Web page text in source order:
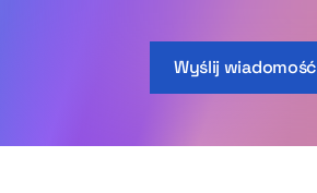
Wyślij wiadomość